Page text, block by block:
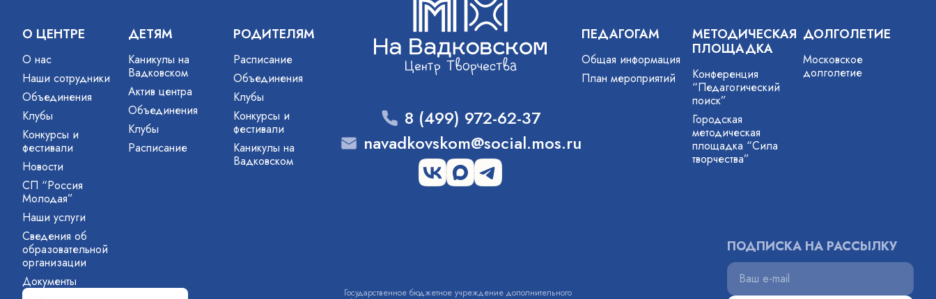
О ЦЕНТРЕ
О нас
Наши сотрудники
Объединения
Клубы
Конкурсы и
фестивали
Новости
СП “Россия
Молодая”
Наши услуги
Сведения об
образовательной
организации
Документы
ДЕТЯМ
Каникулы на
Вадковском
Актив центра
Объединения
Клубы
Расписание
РОДИТЕЛЯМ
Расписание
Объединения
Клубы
Конкурсы и
фестивали
Каникулы на
Вадковском
8 (499) 972-62-37
navadkovskom@social.mos.ru
ПЕДАГОГАМ
Общая информация
План мероприятий
МЕТОДИЧЕСКАЯ
ПЛОЩАДКА
Конференция
“Педагогический
поиск”
Городская
методическая
площадка “Сила
творчества”
ДОЛГОЛЕТИЕ
Московское
долголетие
Государственное бюджетное учреждение дополнительного
ПОДПИСКА НА РАССЫЛКУ